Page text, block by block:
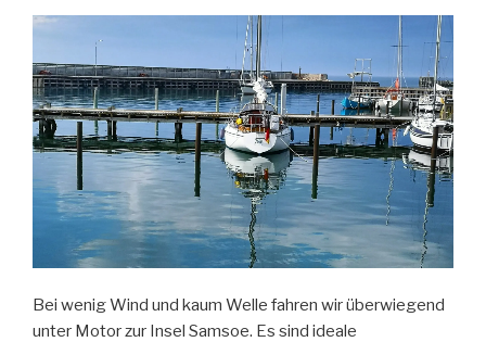
Bei wenig Wind und kaum Welle fahren wir überwiegend
unter Motor zur Insel Samsoe. Es sind ideale